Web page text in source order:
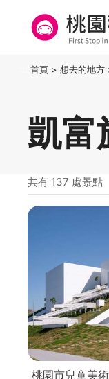
要
桃園觀光導覽網
首頁 > 想去的地方
凱富
共有 137 處景點
桃園市兒童美